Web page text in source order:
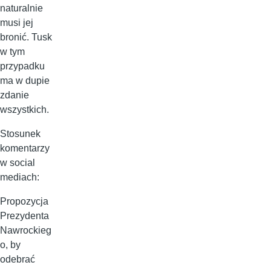
naturalnie
musi jej
bronić. Tusk
w tym
przypadku
ma w dupie
zdanie
wszystkich.
Stosunek
komentarzy
w social
mediach:
Propozycja
Prezydenta
Nawrockieg
o, by
odebrać